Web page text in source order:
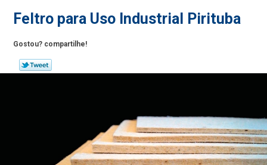
Feltro para Uso Industrial Pirituba
Gostou? compartilhe!